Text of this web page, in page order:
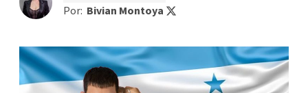
Por: Bivian Montoya